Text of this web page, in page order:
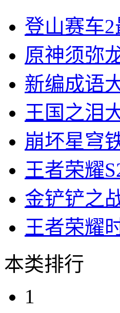
登山赛车
原神须弥
新编成语
王国之泪
崩坏星穹
王者荣耀
金铲铲之
王者荣耀
本类排行
1